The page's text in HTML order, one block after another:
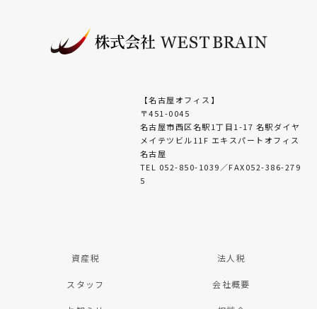
【名古屋オフィス】
〒451-0045
名古屋市西区名駅1丁目1-17 名駅ダイヤ
メイテツビル11F エキスパートオフィス
名古屋
TEL 052-850-1039／FAX052-386-279
5
資産税 法人税
スタッフ 会社概要